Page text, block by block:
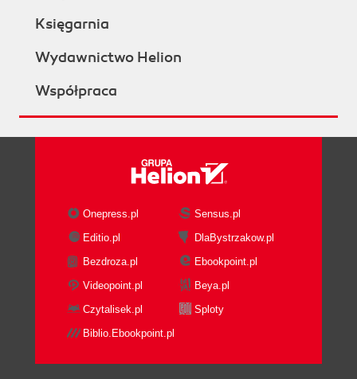
Księgarnia
Wydawnictwo Helion
Współpraca
Onepress.pl
Sensus.pl
Editio.pl
DlaBystrzakow.pl
Bezdroza.pl
Ebookpoint.pl
Videopoint.pl
Beya.pl
Czytalisek.pl
Sploty
Biblio.Ebookpoint.pl